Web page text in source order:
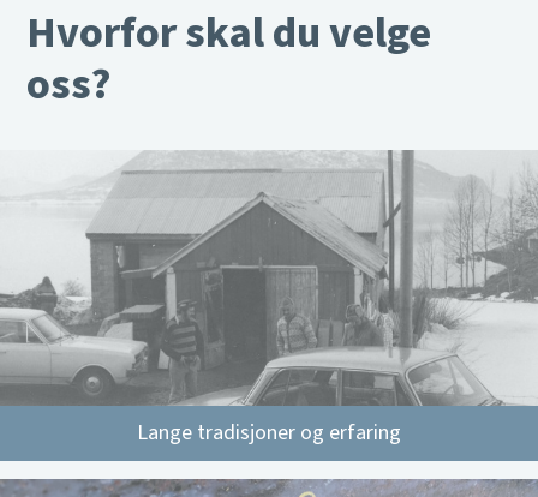
Hvorfor skal du velge
oss?
Lange tradisjoner og erfaring